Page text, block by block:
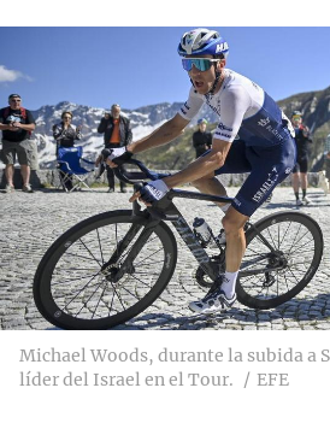
Michael Woods, durante la subida a
líder del Israel en el Tour.
EFE